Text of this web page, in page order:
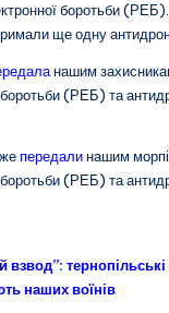
боротьби
ще одну
нашим
боротьби (РЕБ) та
передалинашим
боротьби (РЕБ) та
взвод”:
наших воїнів